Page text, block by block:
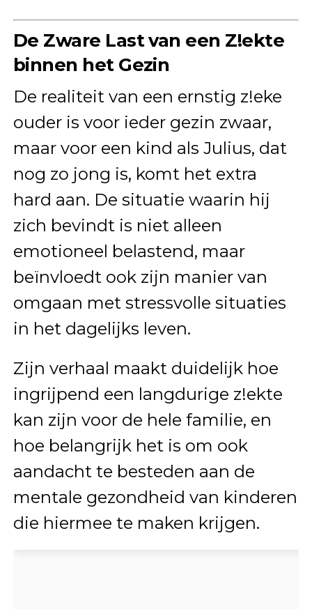
De Zware Last van een Z!ekte
binnen het Gezin
De realiteit van een ernstig z!eke
ouder is voor ieder gezin zwaar,
maar voor een kind als Julius, dat
nog zo jong is, komt het extra
hard aan. De situatie waarin hij
zich bevindt is niet alleen
emotioneel belastend, maar
beïnvloedt ook zijn manier van
omgaan met stressvolle situaties
in het dagelijks leven.
Zijn verhaal maakt duidelijk hoe
ingrijpend een langdurige z!ekte
kan zijn voor de hele familie, en
hoe belangrijk het is om ook
aandacht te besteden aan de
mentale gezondheid van kinderen
die hiermee te maken krijgen.